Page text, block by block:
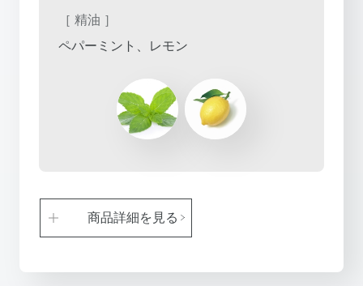
［ 精油 ］
ペパーミント、レモン
商品詳細を見る